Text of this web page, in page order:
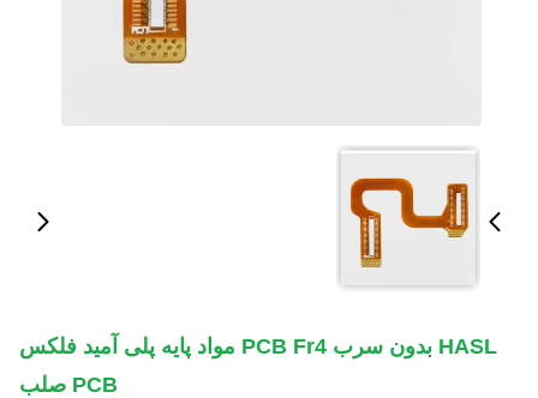
HASL بدون سرب PCB Fr4 مواد پایه پلی آمید فلکس
PCB صلب